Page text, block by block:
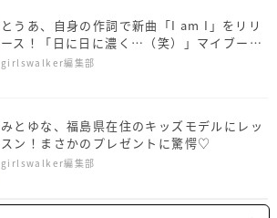
とうあ、自身の作詞で新曲「I am I」をリリ
ース！「日に日に濃く…（笑）」マイブーム
についても明かす
girlswalker編集部
みとゆな、福島県在住のキッズモデルにレッ
スン！まさかのプレゼントに驚愕♡
girlswalker編集部